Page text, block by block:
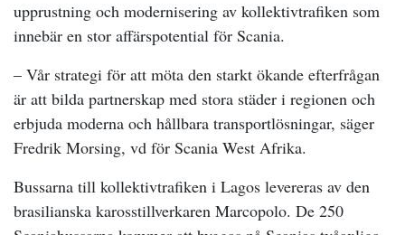
upprustning och modernisering av kollektivtrafiken som
innebär en stor affärspotential för Scania.
– Vår strategi för att möta den starkt ökande efterfrågan
är att bilda partnerskap med stora städer i regionen och
erbjuda moderna och hållbara transportlösningar, säger
Fredrik Morsing, vd för Scania West Afrika.
Bussarna till kollektivtrafiken i Lagos levereras av den
brasilianska karosstillverkaren Marcopolo. De 250